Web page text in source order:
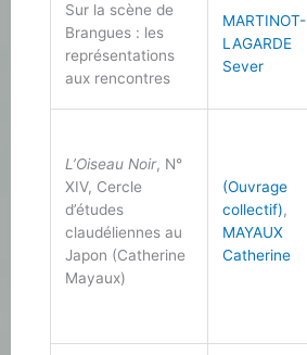
Sur la scène de
Brangues : les
représentations
aux rencontres
MARTINOT-
LAGARDE
Sever
L’Oiseau Noir, N°
XIV, Cercle
d’études
claudéliennes au
Japon (Catherine
Mayaux)
(Ouvrage
collectif),
MAYAUX
Catherine